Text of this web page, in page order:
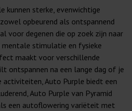
kunnen sterke, evenwichtige
opbeurend als ontspannend
voor degenen die op zoek zijn naar
mentale stimulatie en fysieke
maakt voor verschillende
ontspannen na een lange dag of je
Auto Purple biedt een
Auto Purple van Pyramid
een autoflowering variëteit met